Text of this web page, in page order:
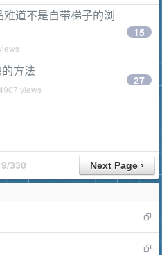
道不是自带梯子的浏
15
方法
views
27
9/330